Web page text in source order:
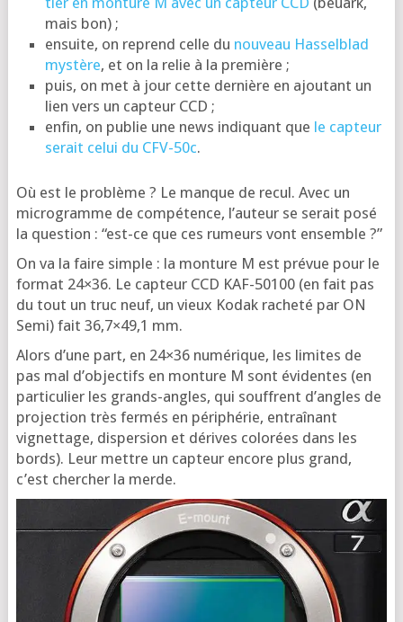
mais bon) ;
ensuite, on reprend celle du nou­veau Has­sel­blad
mys­tère, et on la relie à la première ;
puis, on met à jour cette der­nière en ajou­tant un
lien vers un cap­teur CCD ;
enfin, on publie une news indi­quant que le cap­teur
serait celui du CFV-50c.
Où est le pro­blème ? Le manque de recul. Avec un
micro­gramme de com­pé­tence, l’au­teur se serait posé
la ques­tion : “est-ce que ces rumeurs vont ensemble ?”
On va la faire simple : la mon­ture M est pré­vue pour le
for­mat 24×36. Le cap­teur CCD KAF-50100 (en fait pas
du tout un truc neuf, un vieux Kodak rache­té par ON
Semi) fait 36,7×49,1 mm.
Alors d’une part, en 24×36 numé­rique, les limites de
pas mal d’ob­jec­tifs en mon­ture M sont évi­dentes (en
par­ti­cu­lier les grands-angles, qui souffrent d’angles de
pro­jec­tion très fer­més en péri­phé­rie, entraî­nant
vignet­tage, dis­per­sion et dérives colo­rées dans les
bords). Leur mettre un cap­teur encore plus grand,
c’est cher­cher la merde.